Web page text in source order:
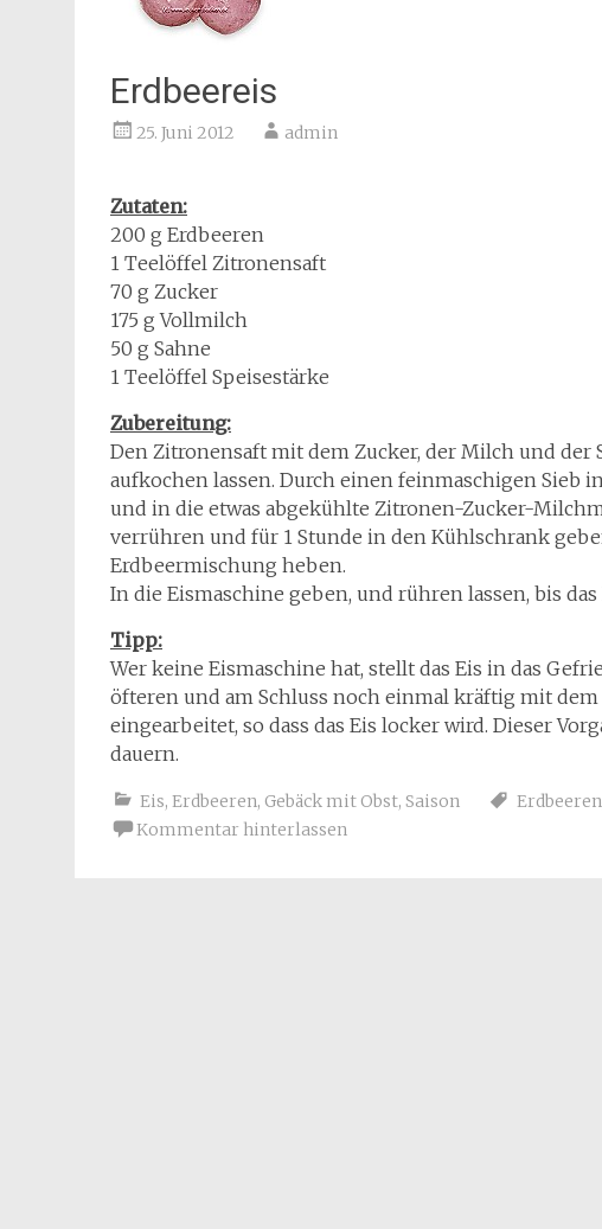
Erdbeereis
25. Juni 2012 admin
Zutaten:
200 g Erdbeeren
1 Teelöffel Zitronensaft
70 g Zucker
175 g Vollmilch
50 g Sahne
1 Teelöffel Speisestärke
Zubereitung:
Den Zitronensaft mit dem Zucker, der Milch und
aufkochen lassen. Durch einen feinmaschigen Sieb
und in die etwas abgekühlte Zitronen-Zucker-
verrühren und für 1 Stunde in den Kühlschrank
Erdbeermischung heben.
In die Eismaschine geben, und rühren lassen, bis
Tipp:
Wer keine Eismaschine hat, stellt das Eis in das
öfteren und am Schluss noch einmal kräftig mit
eingearbeitet, so dass das Eis locker wird. Dieser
dauern.
Eis, Erdbeeren, Gebäck mit Obst, Saison Erdbeeren
Kommentar hinterlassen